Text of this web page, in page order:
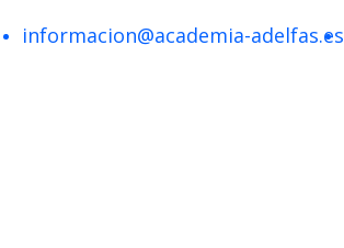
informacion@academia-adelfas.es